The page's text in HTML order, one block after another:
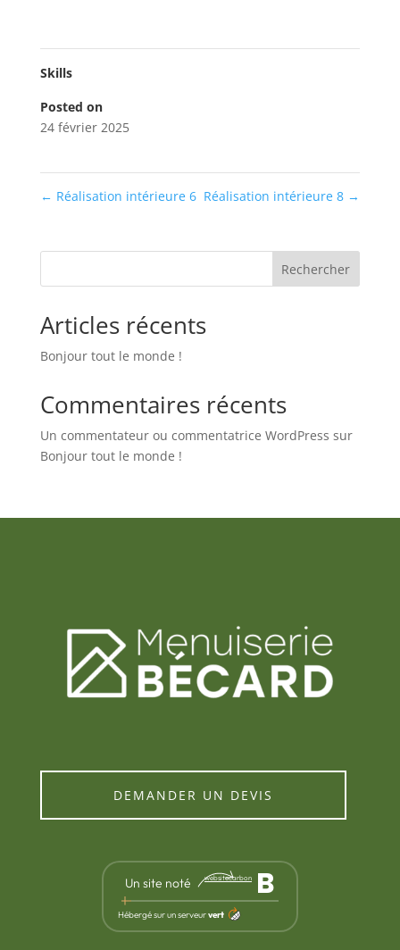
Skills
Posted on
24 février 2025
← Réalisation intérieure 6 Réalisation intérieure 8 →
Rechercher
Articles récents
Bonjour tout le monde !
Commentaires récents
Un commentateur ou commentatrice WordPress sur
Bonjour tout le monde !
DEMANDER UN DEVIS
Un site noté websitecarbon B
Hébergé sur un serveurvert